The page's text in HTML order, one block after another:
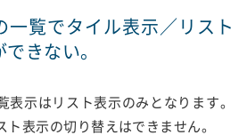
一覧でタイル表示／リスト
きない。
表示はリスト表示のみとなります。
ト表示の切り替えはできません。